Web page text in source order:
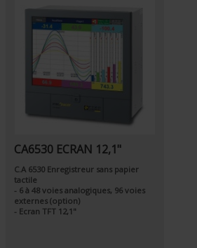
CA6530 ECRAN 12,1"
C.A 6530 Enregistreur sans papier
tactile
- 6 à 48 voies analogiques, 96 voies
externes (option)
- Ecran TFT 12,1"